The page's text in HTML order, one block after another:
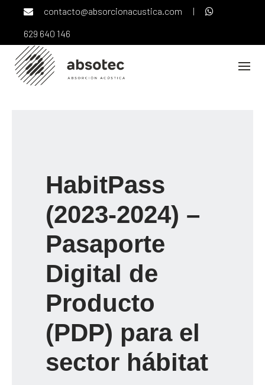
content
contacto@absorcionacustica.com
|
629 640 146
HabitPass
(2023-2024) –
Pasaporte
Digital de
Producto
(PDP) para el
sector hábitat